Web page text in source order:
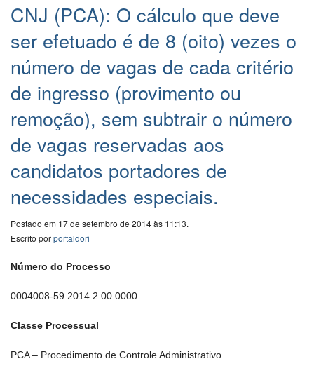
CNJ (PCA): O cálculo que deve
ser efetuado é de 8 (oito) vezes o
número de vagas de cada critério
de ingresso (provimento ou
remoção), sem subtrair o número
de vagas reservadas aos
candidatos portadores de
necessidades especiais.
Postado em 17 de setembro de 2014 às 11:13.
Escrito porportaldori
Número do Processo
0004008-59.2014.2.00.0000
Classe Processual
PCA – Procedimento de Controle Administrativo